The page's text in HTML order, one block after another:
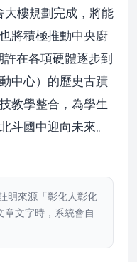
樓規劃完成，將能
將積極推動中央廚
在各項硬體逐步到
中心）的歷史古蹟
教學整合，為學生
斗國中迎向未來。
明來源「彰化人彰化
章文字時，系統會自